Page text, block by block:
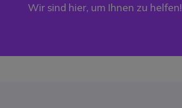
Wir sind hier, um Ihnen zu helfen!